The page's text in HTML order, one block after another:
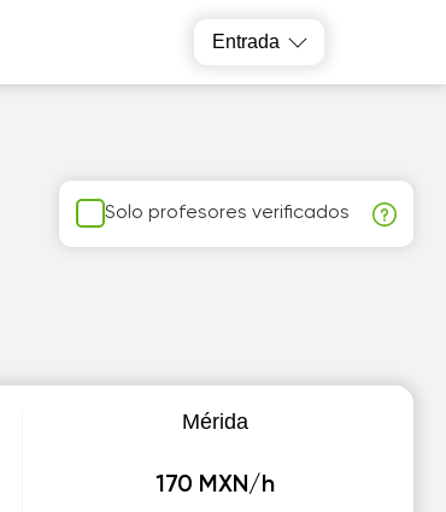
Entrada
Solo profesores verificados
Mérida
170 MXN/h